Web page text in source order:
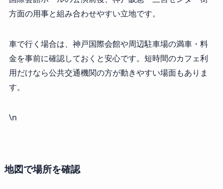
方面の用事と組み合わせやすい立地です。
車で行く場合は、神戸国際会館や周辺駐車場の満車・料
金を事前に確認しておくと安心です。短時間のカフェ利
用だけなら公共交通機関の方が動きやすい場面もありま
す。
\n
地図で場所を確認